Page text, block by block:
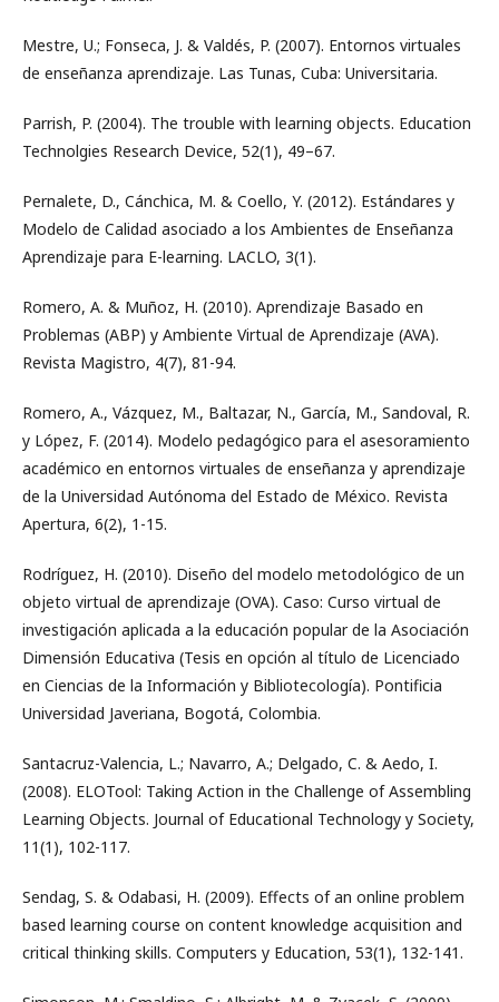
Mestre, U.; Fonseca, J. & Valdés, P. (2007). Entornos virtuales
de enseñanza aprendizaje. Las Tunas, Cuba: Universitaria.
Parrish, P. (2004). The trouble with learning objects. Education
Technolgies Research Device, 52(1), 49–67.
Pernalete, D., Cánchica, M. & Coello, Y. (2012). Estándares y
Modelo de Calidad asociado a los Ambientes de Enseñanza
Aprendizaje para E-learning. LACLO, 3(1).
Romero, A. & Muñoz, H. (2010). Aprendizaje Basado en
Problemas (ABP) y Ambiente Virtual de Aprendizaje (AVA).
Revista Magistro, 4(7), 81-94.
Romero, A., Vázquez, M., Baltazar, N., García, M., Sandoval, R.
y López, F. (2014). Modelo pedagógico para el asesoramiento
académico en entornos virtuales de enseñanza y aprendizaje
de la Universidad Autónoma del Estado de México. Revista
Apertura, 6(2), 1-15.
Rodríguez, H. (2010). Diseño del modelo metodológico de un
objeto virtual de aprendizaje (OVA). Caso: Curso virtual de
investigación aplicada a la educación popular de la Asociación
Dimensión Educativa (Tesis en opción al título de Licenciado
en Ciencias de la Información y Bibliotecología). Pontificia
Universidad Javeriana, Bogotá, Colombia.
Santacruz-Valencia, L.; Navarro, A.; Delgado, C. & Aedo, I.
(2008). ELOTool: Taking Action in the Challenge of Assembling
Learning Objects. Journal of Educational Technology y Society,
11(1), 102-117.
Sendag, S. & Odabasi, H. (2009). Effects of an online problem
based learning course on content knowledge acquisition and
critical thinking skills. Computers y Education, 53(1), 132-141.